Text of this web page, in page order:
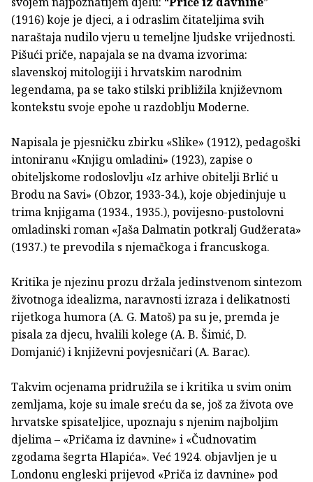
(1916) koje je djeci, a i odraslim čitateljima svih
naraštaja nudilo vjeru u temeljne ljudske vrijednosti.
Pišući priče, napajala se na dvama izvorima:
slavenskoj mitologiji i hrvatskim narodnim
legendama, pa se tako stilski približila književnom
kontekstu svoje epohe u razdoblju Moderne.
Napisala je pjesničku zbirku «Slike» (1912), pedagoški
intoniranu «Knjigu omladini» (1923), zapise o
obiteljskome rodoslovlju «Iz arhive obitelji Brlić u
Brodu na Savi» (Obzor, 1933-34.), koje objedinjuje u
trima knjigama (1934., 1935.), povijesno-pustolovni
omladinski roman «Jaša Dalmatin potkralj Gudžerata»
(1937.) te prevodila s njemačkoga i francuskoga.
Kritika je njezinu prozu držala jedinstvenom sintezom
životnoga idealizma, naravnosti izraza i delikatnosti
rijetkoga humora (A. G. Matoš) pa su je, premda je
pisala za djecu, hvalili kolege (A. B. Šimić, D.
Domjanić) i književni povjesničari (A. Barac).
Takvim ocjenama pridružila se i kritika u svim onim
zemljama, koje su imale sreću da se, još za života ove
hrvatske spisateljice, upoznaju s njenim najboljim
djelima – «Pričama iz davnine» i «Čudnovatim
zgodama šegrta Hlapića». Već 1924. objavljen je u
Londonu engleski prijevod «Priča iz davnine» pod